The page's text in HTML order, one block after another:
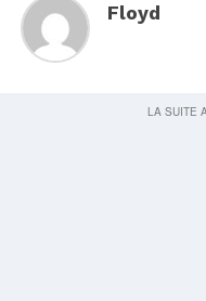
Floyd